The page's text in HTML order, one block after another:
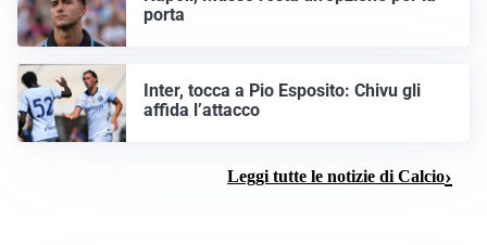
porta
Inter, tocca a Pio Esposito: Chivu gli
affida l’attacco
Leggi tutte le notizie di Calcio